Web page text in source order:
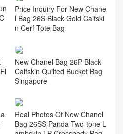
Price Inquiry For New Chane
l Bag 26S Black Gold Calfski
n Cerf Tote Bag